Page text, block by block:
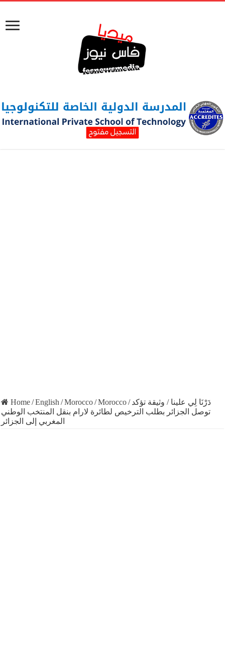
Home/English /Morocco/Morocco/ دَرْنَا لِي علينا / وثيقة تؤكد
توصل الجزائر بطلب الترخيص لطائرة لارام بنقل المنتخب الوطني
المغربي إلى الجزائر